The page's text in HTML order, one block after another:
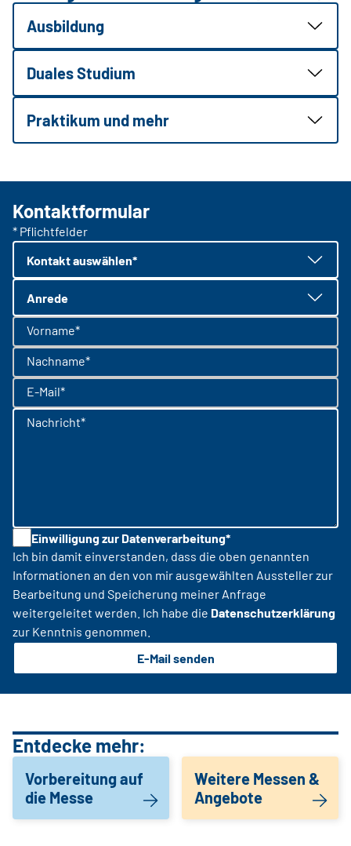
Ausbildung
Duales Studium
Praktikum und mehr
Kontaktformular
* Pflichtfelder
Kontakt auswählen*
Anrede
Vorname*
Nachname*
E-Mail*
Nachricht*
Einwilligung zur Datenverarbeitung*
Ich bin damit einverstanden, dass die oben genannten
Informationen an den von mir ausgewählten Aussteller zur
Bearbeitung und Speicherung meiner Anfrage
weitergeleitet werden. Ich habe die Datenschutzerklärung
zur Kenntnis genommen.
E-Mail senden
Entdecke mehr:
Vorbereitung auf
die Messe
Weitere Messen &
Angebote